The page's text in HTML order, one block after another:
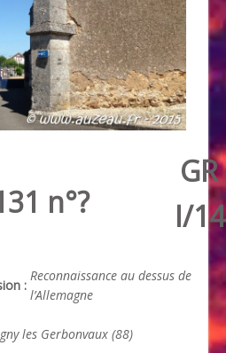
n°?
GR
I/14
:
Reconnaissance au dessus de
l’Allemagne
les Gerbonvaux (88)